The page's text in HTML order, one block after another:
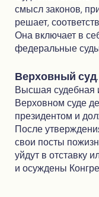
смысл законов,
решает,
Она включает в
федеральные
Верховный суд.
Высшая судебная
Верховном суде
президентом и
После
свои посты
уйдут в отставку
и осуждены